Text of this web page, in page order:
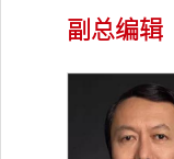
副总编辑